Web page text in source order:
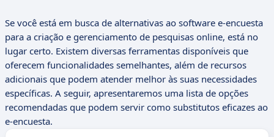
Se você está em busca de alternativas ao software e-encuesta
para a criação e gerenciamento de pesquisas online, está no
lugar certo. Existem diversas ferramentas disponíveis que
oferecem funcionalidades semelhantes, além de recursos
adicionais que podem atender melhor às suas necessidades
específicas. A seguir, apresentaremos uma lista de opções
recomendadas que podem servir como substitutos eficazes ao
e-encuesta.